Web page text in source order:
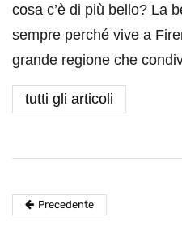
cosa c’è di più bello? La
sempre perché vive a
grande regione che
tutti gli articoli
Precedente